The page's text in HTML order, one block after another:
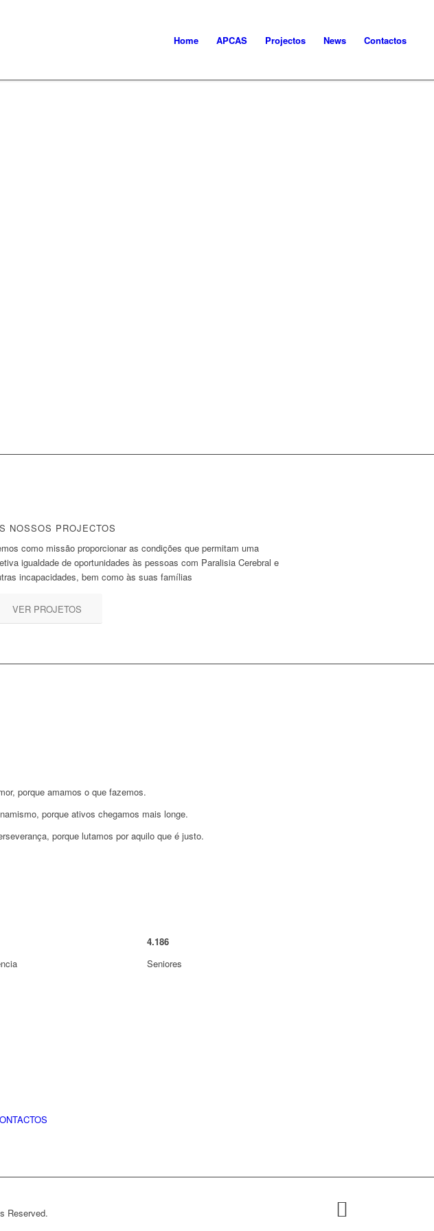
Home APCAS Projectos News Contactos
NOSSOS PROJECTOS
como missão proporcionar as condições que permitam uma
igualdade de oportunidades às pessoas com Paralisia Cerebral e
incapacidades, bem como às suas famílias
VER PROJETOS
porque amamos o que fazemos.
porque ativos chegamos mais longe.
porque lutamos por aquilo que é justo.
4.186
Seniores
Reserved.